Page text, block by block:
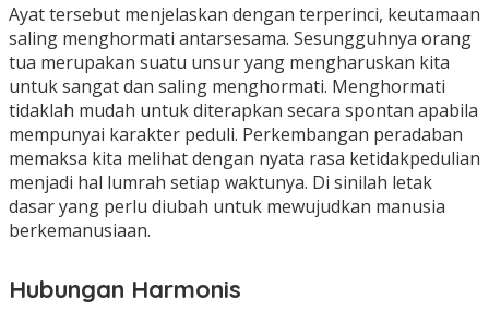
Ayat tersebut menjelaskan dengan terperinci, keutamaan
saling menghormati antarsesama. Sesungguhnya orang
tua merupakan suatu unsur yang mengharuskan kita
untuk sangat dan saling menghormati. Menghormati
tidaklah mudah untuk diterapkan secara spontan apabila
mempunyai karakter peduli. Perkembangan peradaban
memaksa kita melihat dengan nyata rasa ketidakpedulian
menjadi hal lumrah setiap waktunya. Di sinilah letak
dasar yang perlu diubah untuk mewujudkan manusia
berkemanusiaan.
Hubungan Harmonis